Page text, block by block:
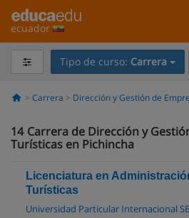
ecuador
Tipo de curso: Carrera
Carrera Dirección y Gestión de
14 Carrera de Dirección y
Turísticas en Pichincha
Licenciatura en
Turísticas
Universidad Particular Internacional